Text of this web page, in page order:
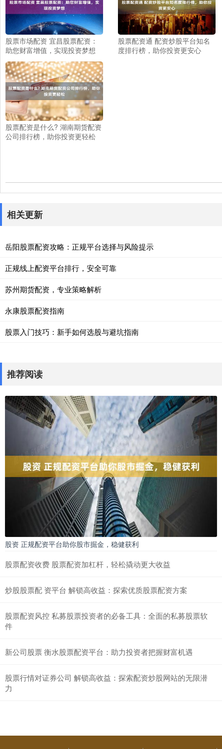
股票市场配资 宜昌股票配资：
助您财富增值，实现投资梦想
股票配资通 配资炒股平台知名
度排行榜，助你投资更安心
股票配资是什么? 湖南期货配资
公司排行榜，助你投资更轻松
相关更新
岳阳股票配资攻略：正规平台选择与风险提示
正规线上配资平台排行，安全可靠
苏州期货配资，专业策略解析
永康股票配资指南
股票入门技巧：新手如何选股与避坑指南
推荐阅读
股资 正规配资平台助你股市掘金，稳健获利
股票配资收费 股票配资加杠杆，轻松撬动更大收益
炒股股票配 资平台 解锁高收益：探索优质股票配资方案
股票配资风控 私募股票投资者的必备工具：全面的私募股票软
件
新公司股票 衡水股票配资平台：助力投资者把握财富机遇
股票行情对证券公司 解锁高收益：探索配资炒股网站的无限潜
力